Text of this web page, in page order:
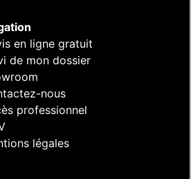
en ligne gratuit
de mon dossier
nous
professionnel
légales